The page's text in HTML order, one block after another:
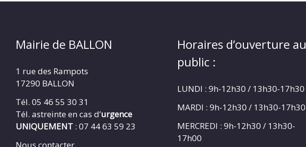
Mairie de BALLON
1 rue des Rampots
17290 BALLON
Tél. 05 46 55 30 31
Tél. astreinte en cas d’urgence
UNIQUEMENT : 07 44 63 59 23
Nous contacter
Horaires d’ouverture au
public :
LUNDI : 9h-12h30 / 13h30-17h30
MARDI : 9h-12h30 / 13h30-17h30
MERCREDI : 9h-12h30 / 13h30-
17h00